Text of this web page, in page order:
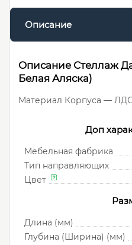
Описание
Описание Стеллаж
Белая Аляска)
Материал Корпуса —
Доп
Мебельная фабрика
Тип направляющих
Цвет
Длина (мм)
Глубина (Ширина) (мм)